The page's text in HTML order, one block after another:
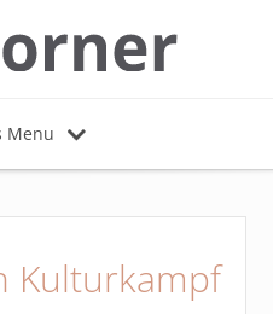
Menu
Kulturkampf